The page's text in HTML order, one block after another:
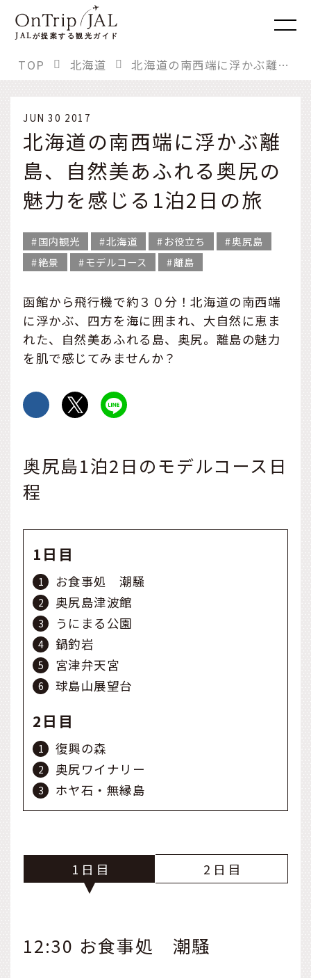
JALが提案する観光ガイド
TOP 北海道 北海道の南西端に浮かぶ離島、自然美あふれる奥尻の魅力を感じる1泊2日の旅
JUN 30 2017
北海道の南西端に浮かぶ離
島、自然美あふれる奥尻の
魅力を感じる1泊2日の旅
国内観光 北海道 お役立ち
奥尻島
絶景
モデルコース 離島
函館から飛行機で約３０分！北海道の南西端
に浮かぶ、四方を海に囲まれ、大自然に恵ま
れた、自然美あふれる島、奥尻。離島の魅力
を肌で感じてみませんか？
奥尻島1泊2日のモデルコース日
程
1日目
お食事処 潮騒
奥尻島津波館
うにまる公園
鍋釣岩
宮津弁天宮
球島山展望台
2日目
復興の森
奥尻ワイナリー
ホヤ石・無縁島
1 2
12:30 お食事処 潮騒